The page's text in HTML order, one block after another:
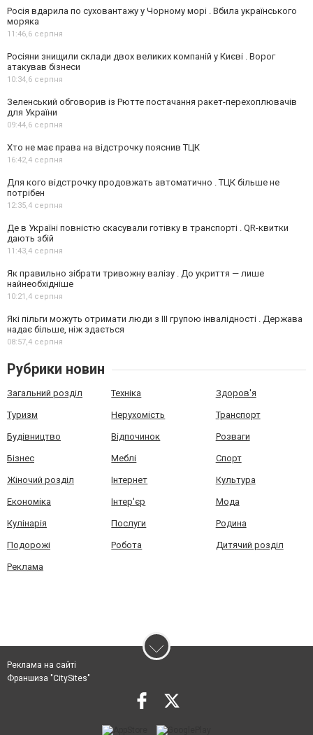
Росія вдарила по суховантажу у Чорному морі . Вбила українського
моряка
11:46,6 серпня
Росіяни знищили склади двох великих компаній у Києві . Ворог
атакував бізнеси
10:34,6 серпня
Зеленський обговорив із Рютте постачання ракет-перехоплювачів
для України
09:44,6 серпня
Хто не має права на відстрочку пояснив ТЦК
16:42,4 серпня
Для кого відстрочку продовжать автоматично . ТЦК більше не
потрібен
12:35,4 серпня
Де в Україні повністю скасували готівку в транспорті . QR-квитки
дають збій
11:43,4 серпня
Як правильно зібрати тривожну валізу . До укриття — лише
найнеобхідніше
10:21,4 серпня
Які пільги можуть отримати люди з III групою інвалідності . Держава
надає більше, ніж здається
08:57,4 серпня
Рубрики новин
Загальний розділ Техніка Здоров'я
Туризм Нерухомість Транспорт
Будівництво Відпочинок Розваги
Бізнес Меблі Спорт
Жіночий розділ Інтернет Культура
Економіка Інтер'єр Мода
Кулінарія Послуги Родина
Подорожі Робота Дитячий розділ
Реклама
Реклама на сайті
Франшиза "CitySites"